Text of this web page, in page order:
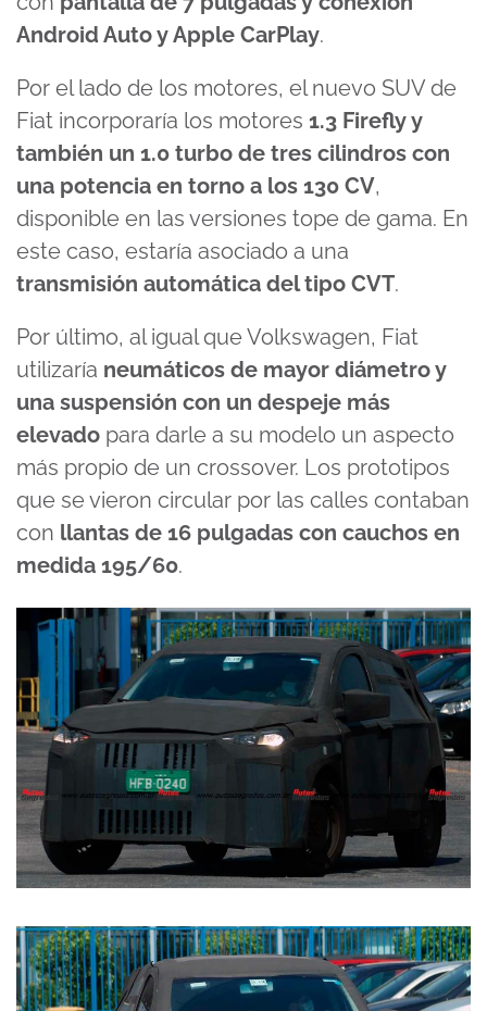
Android Auto y Apple CarPlay.
Por el lado de los motores, el nuevo SUV de
Fiat incorporaría los motores 1.3 Firefly y
también un 1.0 turbo de tres cilindros con
una potencia en torno a los 130 CV,
disponible en las versiones tope de gama. En
este caso, estaría asociado a una
transmisión automática del tipo CVT.
Por último, al igual que Volkswagen, Fiat
utilizaría neumáticos de mayor diámetro y
una suspensión con un despeje más
elevado para darle a su modelo un aspecto
más propio de un crossover. Los prototipos
que se vieron circular por las calles contaban
con llantas de 16 pulgadas con cauchos en
medida 195/60.